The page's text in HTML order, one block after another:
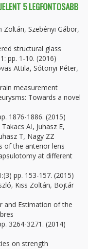
5 LEGFONTOSABB
Zoltán, Szebényi Gábor,
structural glass
pp. 1-10. (2016)
Attila, Sótonyi Péter,
measurement
Towards a novel
1876-1886. (2015)
AI, Juhasz E,
T, Nagy ZZ
of the anterior lens
at different
pp. 153-157. (2015)
Kiss Zoltán, Bojtár
and Estimation of the
3264-3271. (2014)
on strength